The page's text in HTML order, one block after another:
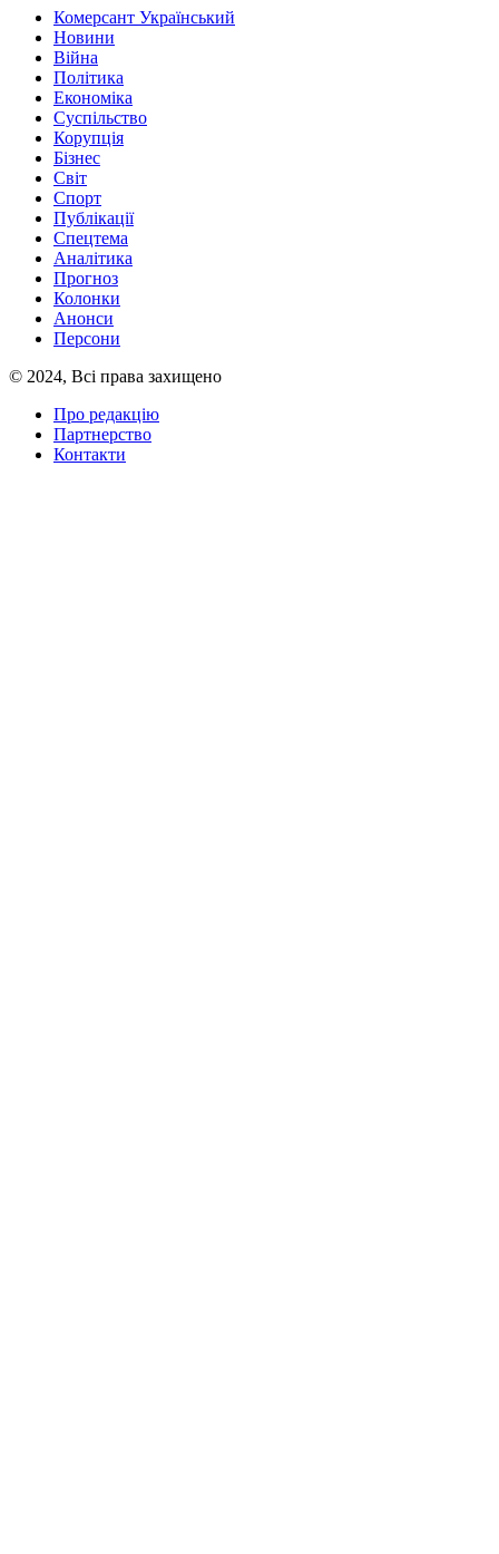
Комерсант Український
Новини
Війна
Політика
Економіка
Суспільство
Корупція
Бізнес
Світ
Спорт
Публікації
Спецтема
Аналітика
Прогноз
Колонки
Анонси
Персони
© 2024, Всі права захищено
Про редакцію
Партнерство
Контакти